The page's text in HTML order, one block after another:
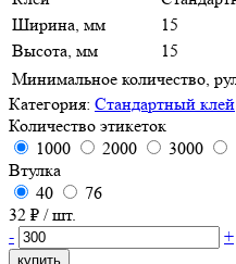
Ширина, мм
15
Высота, мм
15
Минимальное количество,
Категория: Стандартный клей
Количество этикеток
1000
2000 3000
Втулка
40
76
32 ₽ / шт.
-
+
купить